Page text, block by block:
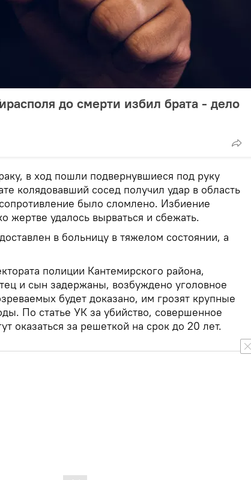
до смерти избил брата - дело
в ход пошли подвернувшиеся под руку
колядовавший сосед получил удар в область
было сломлено. Избиение
жертве удалось вырваться и сбежать.
в больницу в тяжелом состоянии, а
полиции Кантемирского района,
и сын задержаны, возбуждено уголовное
будет доказано, им грозят крупные
По статье УК за убийство, совершенное
оказаться за решеткой на срок до 20 лет.